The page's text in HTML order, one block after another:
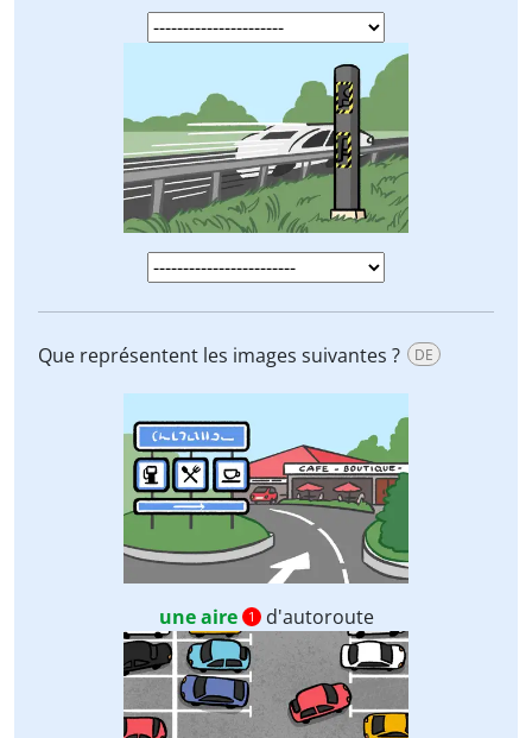
Que représentent les images suivantes ? DE
une aire 1 d'autoroute